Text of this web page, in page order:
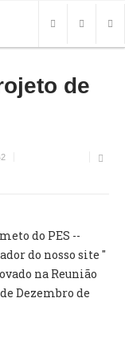
de
do PES --
do nosso site "
na Reunião
Dezembro de